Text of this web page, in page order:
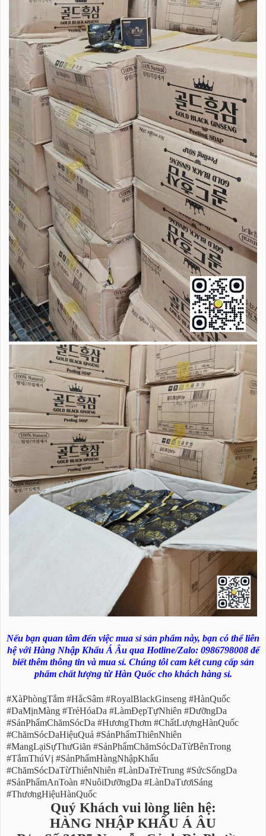
Nếu bạn quan tâm đến việc mua sỉ sản phẩm này, bạn có thể liên
hệ với Hàng Nhập Khẩu Á Âu qua Hotline/Zalo: 0986798008 để
biết thêm thông tin và mua sỉ. Chúng tôi cam kết cung cấp sản
phẩm chất lượng từ Hàn Quốc cho khách hàng sỉ.
#XàPhòngTắm #HắcSâm #RoyalBlackGinseng #HànQuốc
#DaMịnMàng #TrẻHóaDa #LàmĐẹpTựNhiên #DưỡngDa
#SảnPhẩmChămSócDa #HươngThơm #ChấtLượngHànQuốc
#ChămSócDaHiệuQuả #SảnPhẩmThiênNhiên
#MangLạiSựThưGiãn #SảnPhẩmChămSócDaTừBênTrong
#TắmThúVị #SảnPhẩmHàngNhậpKhẩu
#ChămSócDaTừThiênNhiên #LànDaTrẻTrung #SứcSốngDa
#SảnPhẩmAnToàn #NuôiDưỡngDa #LànDaTươiSáng
#ThươngHiệuHànQuốc
Quý Khách vui lòng liên hệ:
HÀNG NHẬP KHẨU Á ÂU